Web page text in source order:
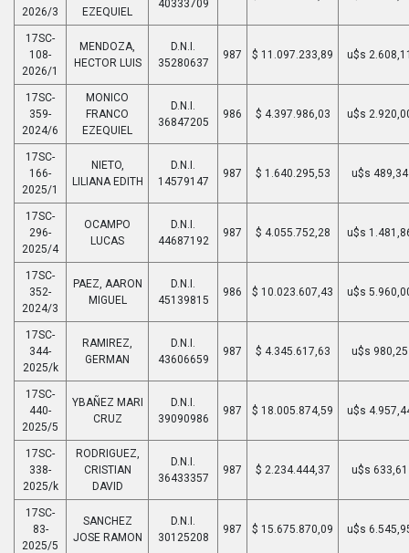
2026/3
EZEQUIEL
40333709
17SC-
108-
2026/1
MENDOZA,
HECTOR LUIS
D.N.I.
35280637
987 $ 11.097.233,89 u$s
17SC-
359-
2024/6
MONICO
FRANCO
EZEQUIEL
D.N.I.
36847205
986 $ 4.397.986,03 u$s
17SC-
166-
2025/1
NIETO,
LILIANA EDITH
D.N.I.
14579147
987 $ 1.640.295,53 u$s 489,34
17SC-
296-
2025/4
OCAMPO
LUCAS
D.N.I.
44687192
987 $ 4.055.752,28 u$s
17SC-
352-
2024/3
PAEZ, AARON
MIGUEL
D.N.I.
45139815
986 $ 10.023.607,43 u$s
17SC-
344-
2025/k
RAMIREZ,
GERMAN
D.N.I.
43606659
987 $ 4.345.617,63 u$s 980,25
17SC-
440-
2025/5
YBAÑEZ MARI
CRUZ
D.N.I.
39090986
987 $ 18.005.874,59 u$s
17SC-
338-
2025/k
RODRIGUEZ,
CRISTIAN
DAVID
D.N.I.
36433357
987 $ 2.234.444,37 u$s 633,61
17SC-
83-
2025/5
SANCHEZ
JOSE RAMON
D.N.I.
30125208
987 $ 15.675.870,09 u$s